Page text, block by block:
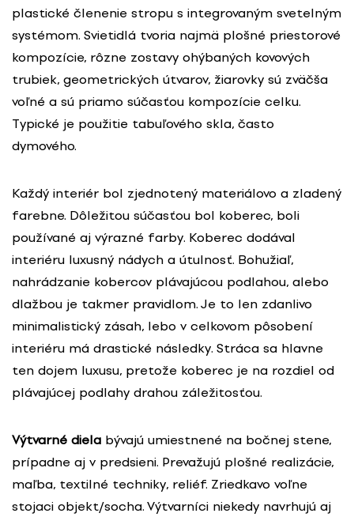
plastické členenie stropu s integrovaným svetelným
systémom. Svietidlá tvoria najmä plošné priestorové
kompozície, rôzne zostavy ohýbaných kovových
trubiek, geometrických útvarov, žiarovky sú zväčša
voľné a sú priamo súčasťou kompozície celku.
Typické je použitie tabuľového skla, často
dymového.
Každý interiér bol zjednotený materiálovo a zladený
farebne. Dôležitou súčasťou bol koberec, boli
používané aj výrazné farby. Koberec dodával
interiéru luxusný nádych a útulnosť. Bohužiaľ,
nahrádzanie kobercov plávajúcou podlahou, alebo
dlažbou je takmer pravidlom. Je to len zdanlivo
minimalistický zásah, lebo v celkovom pôsobení
interiéru má drastické následky. Stráca sa hlavne
ten dojem luxusu, pretože koberec je na rozdiel od
plávajúcej podlahy drahou záležitosťou.
Výtvarné diela bývajú umiestnené na bočnej stene,
prípadne aj v predsieni. Prevažujú plošné realizácie,
maľba, textilné techniky, reliéf. Zriedkavo voľne
stojaci objekt/socha. Výtvarníci niekedy navrhujú aj